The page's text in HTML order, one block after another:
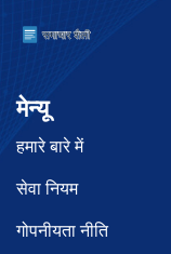
मेन्यू
हमारे बारे में
सेवा नियम
गोपनीयता नीति